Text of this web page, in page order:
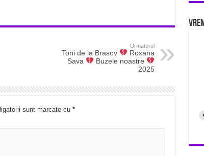
Urmatorul
Toni de la Brasov
Roxana
Sava
Buzele noastre
2025
sunt marcate cu *